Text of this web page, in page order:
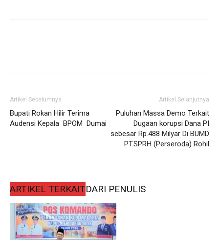
Artikel Sebelumnya
Bupati Rokan Hilir Terima
Audensi Kepala BPOM Dumai
Artikel Selanjutnya
Puluhan Massa Demo Terkait
Dugaan korupsi Dana PI
sebesar Rp.488 Milyar Di BUMD
PT.SPRH (Perseroda) Rohil
ARTIKEL TERKAITDARI PENULIS